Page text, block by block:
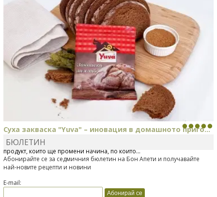
Суха закваска "Yuva" – иновация в домашното приго...
Отскоро Лесафр България стартира предлагането на изцяло нов
продукт, който ще промени начина, по който...
БЮЛЕТИН
Абонирайте се за седмичния бюлетин на Бон Апети и получавайте
най-новите рецепти и новини
E-mail: